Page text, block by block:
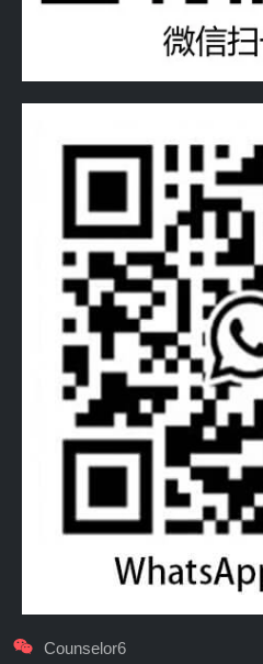
Counselor6